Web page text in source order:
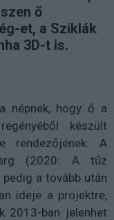
ő
et, a Sziklák
3D-t is.
népnek, hogy ő a
készült
rendezőjének. A
(2020: A tűz
a tovább után
ideje a projektre,
2013-ban jelenhet